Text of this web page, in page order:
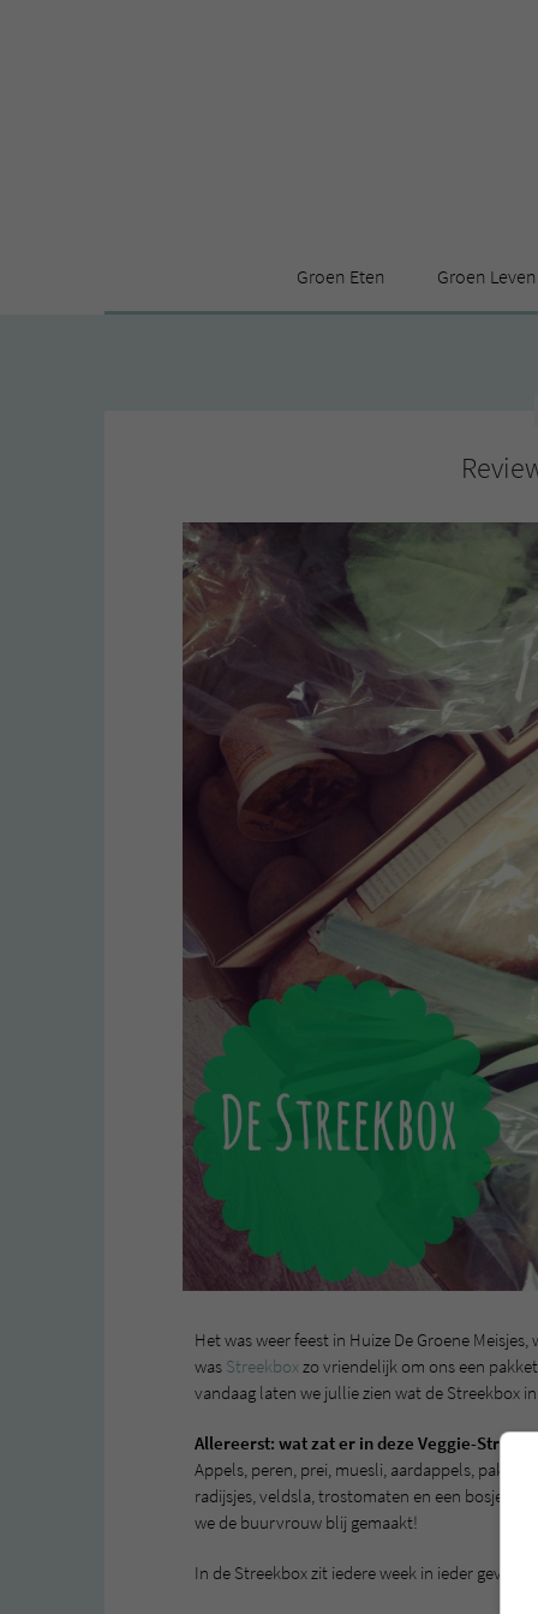
Groen Eten Groen Leven
Het was weer feest in Huize De Groene
was Streekboxzo vriendelijk om ons een
vandaag laten we jullie zien wat de Streekbox
Allereerst: wat zat er in deze Veggie-
Appels, peren, prei, muesli, aardappels,
radijsjes, veldsla, trostomaten en een bosje
we de buurvrouw blij gemaakt!
In de Streekbox zit iedere week in ieder geval: